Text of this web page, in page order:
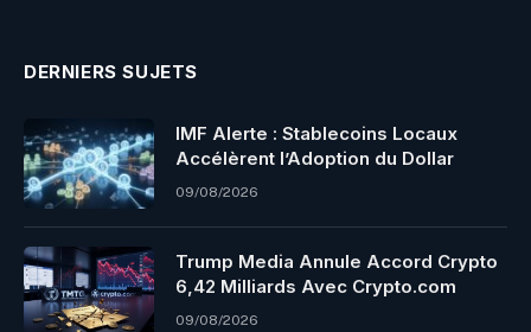
DERNIERS SUJETS
IMF Alerte : Stablecoins Locaux
Accélèrent l’Adoption du Dollar
09/08/2026
Trump Media Annule Accord Crypto
6,42 Milliards Avec Crypto.com
09/08/2026